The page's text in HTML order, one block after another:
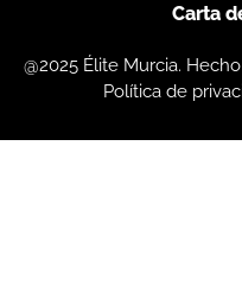
Carta
@2025 Élite Murcia.
Política de